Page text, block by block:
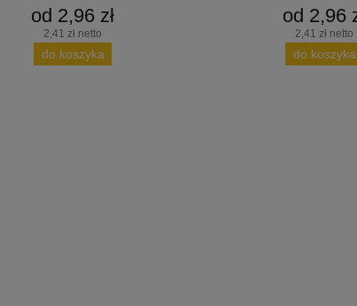
od 2,96 zł
2,41 zł netto
do koszyka
od 2,96
2,41 zł netto
do koszyka